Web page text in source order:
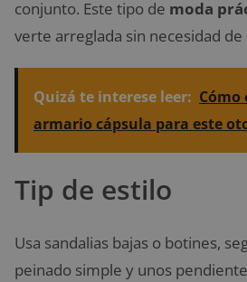
conjunto. Este tipo de moda
verte arreglada sin necesidad
Quizá te interese leer:
armario cápsula para este
Tip de estilo
Usa sandalias bajas o botines,
peinado simple y unos